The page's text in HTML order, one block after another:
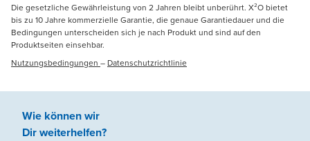
Die gesetzliche Gewährleistung von 2 Jahren bleibt unberührt. X²O bietet
bis zu 10 Jahre kommerzielle Garantie, die genaue Garantiedauer und die
Bedingungen unterscheiden sich je nach Produkt und sind auf den
Produktseiten einsehbar.
Nutzungsbedingungen – Datenschutzrichtlinie
Wie können wir
Dir weiterhelfen?